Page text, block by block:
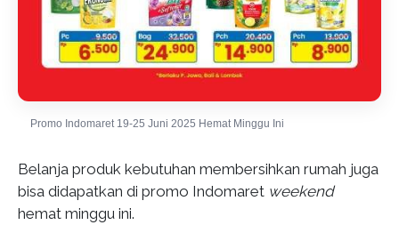
Promo Indomaret 19-25 Juni 2025 Hemat Minggu Ini
Belanja produk kebutuhan membersihkan rumah juga
bisa didapatkan di promo Indomaret weekend
hemat minggu ini.